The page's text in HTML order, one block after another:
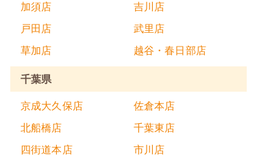
加須店
吉川店
戸田店
武里店
草加店
越谷・春日部店
千葉県
京成大久保店
佐倉本店
北船橋店
千葉東店
四街道本店
市川店